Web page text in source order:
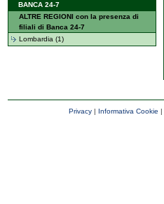
BANCA 24-7
ALTRE REGIONI con la presenza di
filiali di Banca 24-7
Lombardia (1)
Privacy| Informativa Cookie |